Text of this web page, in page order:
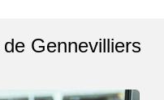
Gennevilliers